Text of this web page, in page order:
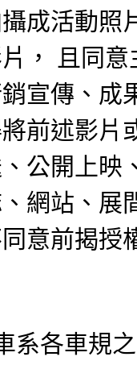
成活動照
， 且同意
宣傳、成
前述影片
公開上映
網站、展
意前揭授
系各車規